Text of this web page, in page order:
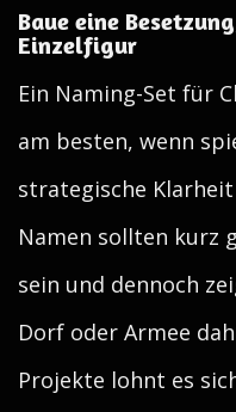
Baue eine
Einzelfigur
Ein Naming-Set für
am besten, wenn
strategische
Namen sollten kurz
sein und dennoch
Dorf oder Armee
Projekte lohnt es